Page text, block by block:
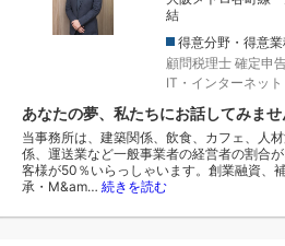
結
得意分野・得意
顧問税理士 確定申
IT・インターネット
あなたの夢、私たちにお話してみませ
当事務所は、建築関係、飲食、カフェ、人
係、運送業など一般事業者の経営者の割合
客様が50％いらっしゃいます。創業融資、
承・M&am… 続きを読む